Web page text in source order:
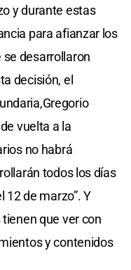
y durante estas
para afianzar los
desarrollaron
decisión, el
vuelta a la
no habrá
todos los días
12 de marzo”. Y
que ver con
y contenidos